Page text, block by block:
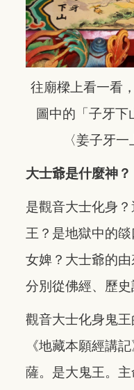
往廟樑上看一看
圖中的「子牙下
〈姜子牙
大士爺是什麼神？
是觀音大士化身
王？是地獄中的
女婢？大士爺的
分別從佛經、歷史
觀音大士化身鬼
《地藏本願經講
薩。是大鬼王。